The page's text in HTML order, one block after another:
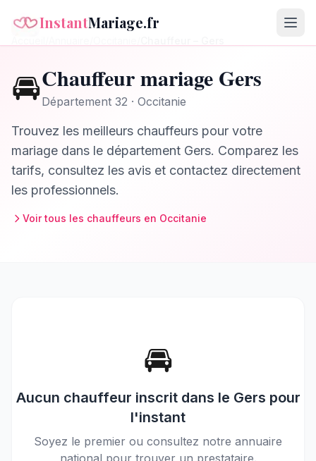
InstantMariage.fr
🚘Chauffeurmariage Gers
Département 32 · Occitanie
Trouvez les meilleurs chauffeurs pour votre
mariage dans le département Gers. Comparez les
tarifs, consultez les avis et contactez directement
les professionnels.
Voir tous les chauffeurs en Occitanie
🚘
Aucun chauffeur inscrit dans le Gers pour
l'instant
Soyez le premier ou consultez notre annuaire
national pour trouver un prestataire.